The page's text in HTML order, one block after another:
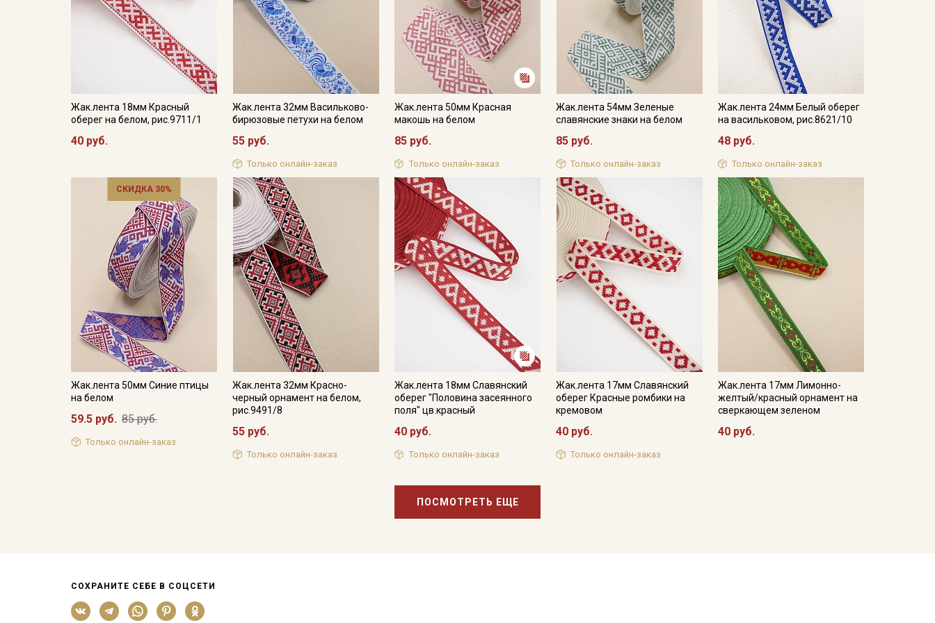
Жак.лента 18мм Красный
оберег на белом, рис.9711/1
40 руб.
Жак.лента 32мм Васильково-
бирюзовые петухи на белом
55 руб.
Только онлайн-заказ
Жак.лента 50мм Красная
макошь на белом
85 руб.
Только онлайн-заказ
Жак.лента 54мм Зеленые
славянские знаки на белом
85 руб.
Только онлайн-заказ
Жак.лента 24мм Белый оберег
на васильковом, рис.8621/10
48 руб.
Только онлайн-заказ
СКИДКА 30%
Жак.лента 50мм Синие птицы
на белом
59.5 руб. 85 руб.
Только онлайн-заказ
Жак.лента 32мм Красно-
черный орнамент на белом,
рис.9491/8
55 руб.
Только онлайн-заказ
Жак.лента 18мм Славянский
оберег "Половина засеянного
поля" цв.красный
40 руб.
Только онлайн-заказ
Жак.лента 17мм Славянский
оберег Красные ромбики на
кремовом
40 руб.
Только онлайн-заказ
Жак.лента 17мм Лимонно-
желтый/красный орнамент на
сверкающем зеленом
40 руб.
ПОСМОТРЕТЬ ЕЩЕ
СОХРАНИТЕ СЕБЕ В СОЦСЕТИ
Подписаться
Ознакомлен(а) с
Политикой обработки персональных
данных
информационных рассылок